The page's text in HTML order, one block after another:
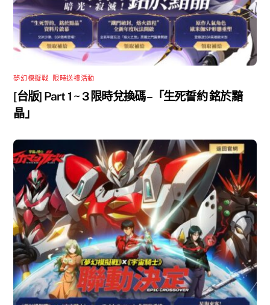
夢幻模擬戰 限時送禮活動
[台版] Part 1 ~ 3 限時兌換碼 –「生死誓約 銘於黯
晶」